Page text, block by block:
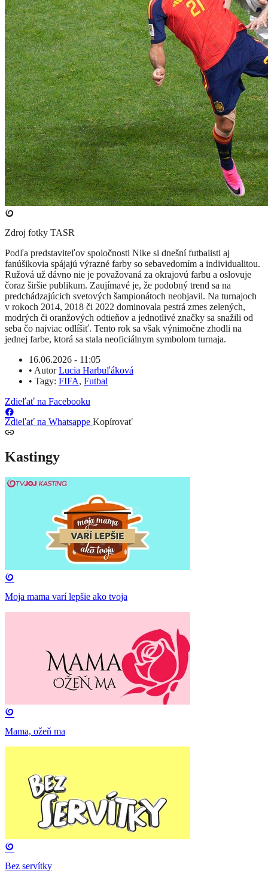
Zdroj fotky TASR
Podľa predstaviteľov spoločnosti Nike si dnešní futbalisti aj
fanúšikovia spájajú výrazné farby so sebavedomím a individualitou.
Ružová už dávno nie je považovaná za okrajovú farbu a oslovuje
čoraz širšie publikum. Zaujímavé je, že podobný trend sa na
predchádzajúcich svetových šampionátoch neobjavil. Na turnajoch
v rokoch 2014, 2018 či 2022 dominovala pestrá zmes zelených,
modrých či oranžových odtieňov a jednotlivé značky sa snažili od
seba čo najviac odlíšiť. Tento rok sa však výnimočne zhodli na
jednej farbe, ktorá sa stala neoficiálnym symbolom turnaja.
16.06.2026 - 11:05
• AutorLucia Harbuľáková
• Tagy: FIFA, Futbal
Zdieľať na Facebooku
Zdieľať na Whatsappe Kopírovať
Kastingy
Moja mama varí lepšie ako tvoja
Mama, ožeň ma
Bez servítky